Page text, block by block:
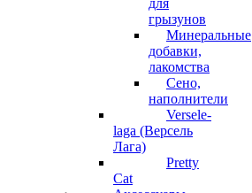
для
грызунов
Минеральные
добавки,
лакомства
Сено,
наполнители
Versele-
laga (Версель
Лага)
Pretty
Cat